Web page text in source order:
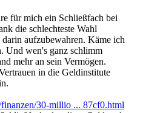
für mich ein Schließfach bei
die schlechteste Wahl
aufzubewahren. Käme ich
Und wen's ganz schlimm
mehr an sein Vermögen.
in die Geldinstitute
30-millio ... 87cf0.html